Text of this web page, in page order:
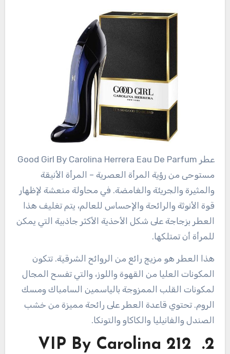
عطر Good Girl By Carolina Herrera Eau De Parfum
مستوحى من رؤية المرأة العصرية – المرأة الأنيقة
والمثيرة والجريئة والغامضة. في محاولة منعشة لإظهار
قوة الأنوثة والرائحة والإحساس للعالم، يتم تغليف هذا
العطر بزجاجة على شكل الأحذية الأكثر جاذبية التي يمكن
للمرأة أن تمتلكها.
هذا العطر هو مزيج رائع من الروائح الشرقية. تتكون
المكونات العليا من القهوة واللوز، والتي تفسح المجال
لمكونات القلب الممزوجة بالياسمين السامباك ومسك
الروم. تحتوي قاعدة العطر على رائحة مميزة من خشب
الصندل والفانيليا والكاكاو والتونكا.
2. 212 VIP By Carolina